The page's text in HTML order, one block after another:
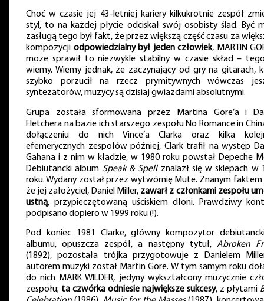
Choć w czasie jej 43-letniej kariery kilkukrotnie zespół
styl, to na każdej płycie odciskał swój osobisty ślad. Być
zasługą tego był fakt, że przez większą część czasu za
kompozycji odpowiedzialny był jeden człowiek, MARTIN
może sprawił to niezwykle stabilny w czasie skład –
wiemy. Wiemy jednak, że zaczynający od gry na gitarach,
szybko porzucił na rzecz prymitywnych wówczas
syntezatorów, muzycy są dzisiaj gwiazdami absolutnymi.
Grupa została sformowana przez Martina Gore’a i
Fletchera na bazie ich starszego zespołu No Romance in
dołączeniu do nich Vince’a Clarka oraz kilka
efemerycznych zespołów później, Clark trafił na występ
Gahana i z nim w kładzie, w 1980 roku powstał Depeche
Debiutancki album Speak & Spellznalazł się w sklepach w
roku. Wydany został przez wytwórnię Mute. Znanym faktem
że jej założyciel, Daniel Miller, zawarł z członkami zespołu
ustną, przypieczętowaną uściskiem dłoni. Prawdziwy
podpisano dopiero w 1999 roku (!).
Pod koniec 1981 Clarke, główny kompozytor
albumu, opuszcza zespół, a następny tytuł, Abroken
(1892), pozostała trójka przygotowuje z Danielem
autorem muzyki został Martin Gore. W tym samym roku
do nich MARK WILDER, jedyny wykształcony muzycznie
zespołu; ta czwórka odniesie największe sukcesy, z płytami